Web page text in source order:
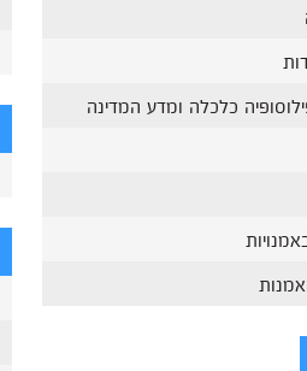
כלכלה ומדע המדינה